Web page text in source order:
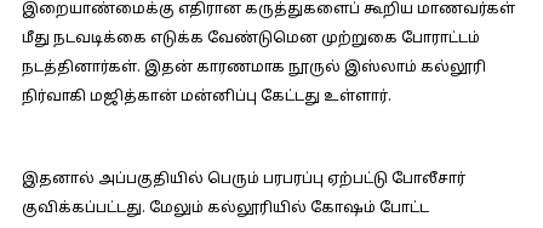
இறையாண்மைக்கு எதிரான கருத்துகளைப் கூறிய மாணவர்கள்
மீது நடவடிக்கை எடுக்க வேண்டுமென முற்றுகை போராட்டம்
நடத்தினார்கள். இதன் காரணமாக நூருல் இஸ்லாம் கல்லூரி
நிர்வாகி மஜித்கான் மன்னிப்பு கேட்டது உள்ளார்.
இதனால் அப்பகுதியில் பெரும் பரபரப்பு ஏற்பட்டு போலீசார்
குவிக்கப்பட்டது. மேலும் கல்லூரியில் கோஷம் போட்ட